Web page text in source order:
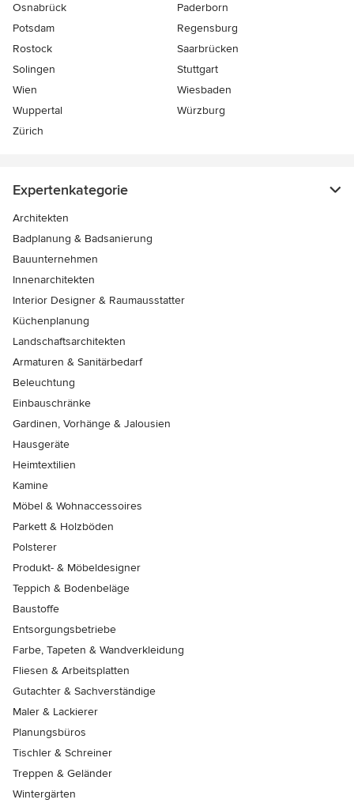
Osnabrück
Paderborn
Potsdam
Regensburg
Rostock
Saarbrücken
Solingen
Stuttgart
Wien
Wiesbaden
Wuppertal
Würzburg
Zürich
Expertenkategorie
Architekten
Badplanung & Badsanierung
Bauunternehmen
Innenarchitekten
Interior Designer & Raumausstatter
Küchenplanung
Landschaftsarchitekten
Armaturen & Sanitärbedarf
Beleuchtung
Einbauschränke
Gardinen, Vorhänge & Jalousien
Hausgeräte
Heimtextilien
Kamine
Möbel & Wohnaccessoires
Parkett & Holzböden
Polsterer
Produkt- & Möbeldesigner
Teppich & Bodenbeläge
Baustoffe
Entsorgungsbetriebe
Farbe, Tapeten & Wandverkleidung
Fliesen & Arbeitsplatten
Gutachter & Sachverständige
Maler & Lackierer
Planungsbüros
Tischler & Schreiner
Treppen & Geländer
Wintergärten